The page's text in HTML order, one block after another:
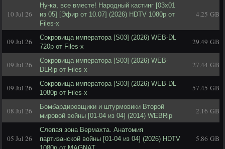
10 Jul 26
Ну-ка, все вместе! Народный кастинг [03x01
из 05] [Эфир от 10.07] (2026) HDTV 1080р от
Files-x
4.25 GB
09 Jul 26
Сокровища императора [S03] (2026) WEB-DL
720p от Files-x
29.49 GB
09 Jul 26
Сокровища императора [S03] (2026) WEB-
DLRip от Files-x
27.44 GB
09 Jul 26
Сокровища императора [S03] (2026) WEB-DL
1080p от Files-x
57.45 GB
08 Jul 26
Бомбардировщики и штурмовики Второй
мировой войны [01-04 из 04] (2014) WEBRip
2.16 GB
05 Jul 26
Слепая зона Вермахта. Анатомия
партизанской войны [01-04 из 04] (2026) HDTV
5.86 GB